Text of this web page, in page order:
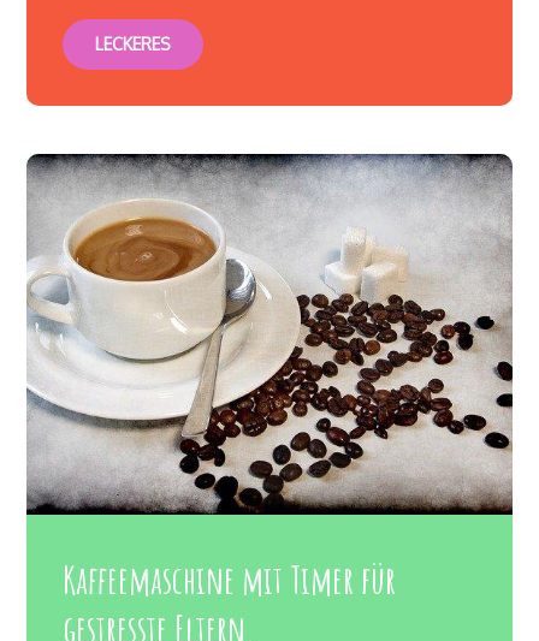
LECKERES
Kaffeemaschine mit Timer für
gestresste Eltern.